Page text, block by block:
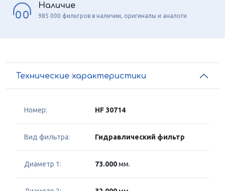
Наличие
985 000 фильтров в наличии, оригиналы и аналоги
Технические характеристики
Номер: HF 30714
Вид фильтра: Гидравлический фильтр
Диаметр 1: 73.000мм.